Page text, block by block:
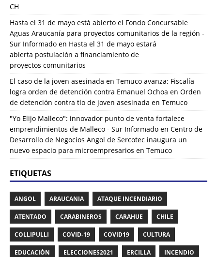
CH
Hasta el 31 de mayo está abierto el Fondo Concursable
Aguas Araucanía para proyectos comunitarios de la región -
Sur Informado en Hasta el 31 de mayo estará
abierta postulación a financiamiento de
proyectos comunitarios
El caso de la joven asesinada en Temuco avanza: Fiscalía
logra orden de detención contra Emanuel Ochoa en Orden
de detención contra tío de joven asesinada en Temuco
"Yo Elijo Malleco": innovador punto de venta fortalece
emprendimientos de Malleco - Sur Informado en Centro de
Desarrollo de Negocios Angol de Sercotec inaugura un
nuevo espacio para microempresarios en Temuco
ETIQUETAS
ANGOL ARAUCANIA ATAQUE INCENDIARIO
ATENTADO CARABINEROS CARAHUE CHILE
COLLIPULLI COVID-19 COVID19 CULTURA
EDUCACIÓN ELECCIONES2021 ERCILLA INCENDIO